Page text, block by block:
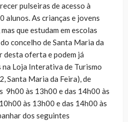
pulseiras de acesso à
alunos. As crianças e jovens
que estudam em escolas
concelho de Santa Maria da
desta oferta e podem já
na Loja Interativa de Turismo
Santa Maria da Feira), de
9h00 às 13h00 e das 14h00 às
às 13h00 e das 14h00 às
dos seguintes